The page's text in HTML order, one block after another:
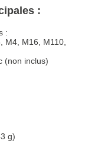
:
:
M4, M16, M110,
(non inclus)
g)